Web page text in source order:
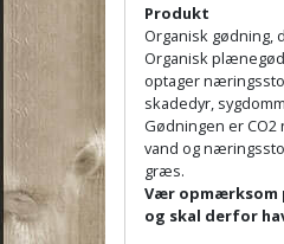
Produkt
Organisk gødning,
Organisk
optager
skadedyr,
Gødningen er
vand og
græs.
Vær opmærksom
og skal derfor